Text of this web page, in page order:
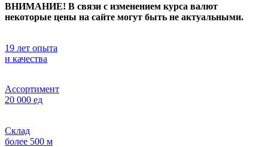
ВНИМАНИЕ! В связи с изменением курса валют
некоторые цены на сайте могут быть не актуальными.
19 лет опыта
и качества
Ассортимент
20 000 ед
Склад
более 500 м